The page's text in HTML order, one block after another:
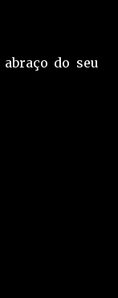
do seu